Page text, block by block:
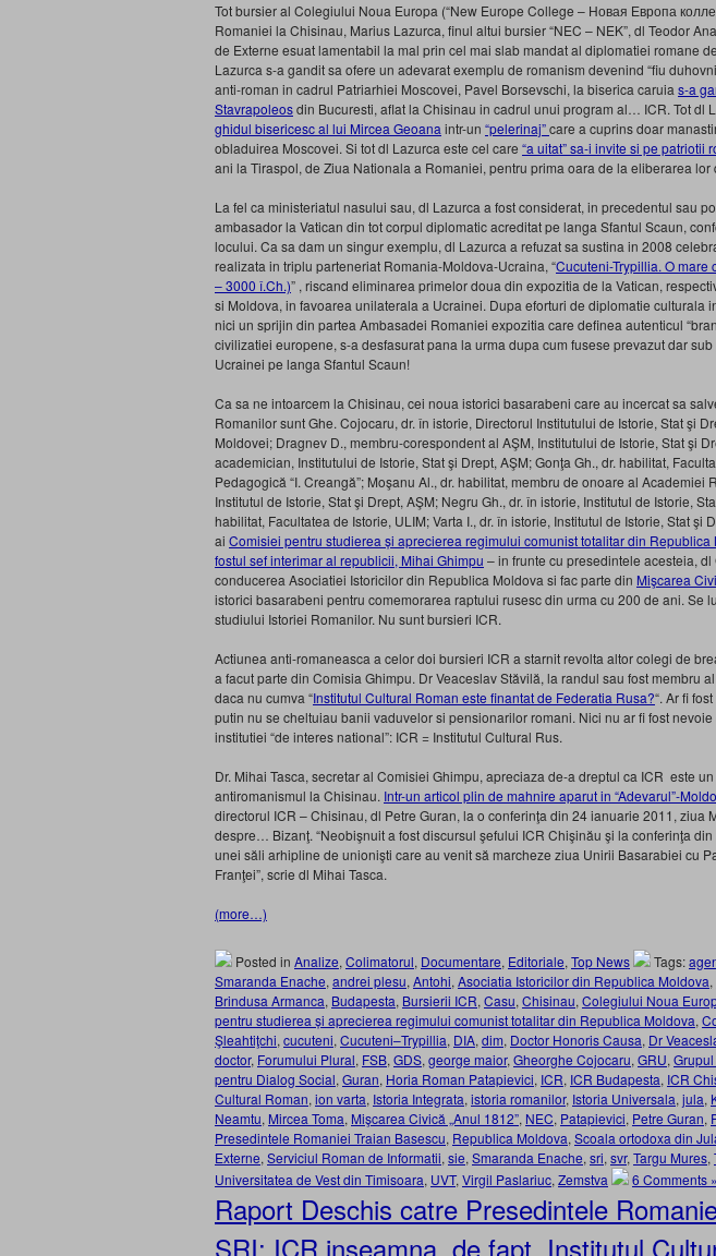
Tot bursier al Colegiului Noua Europa (“New Europe College – Новая Европа
Romaniei la Chisinau, Marius Lazurca, finul altui bursier “NEC – NEK”, dl Teodor
de Externe esuat lamentabil la mal prin cel mai slab mandat al diplomatiei romane
Lazurca s-a gandit sa ofere un adevarat exemplu de romanism devenind “fiu
anti-roman in cadrul Patriarhiei Moscovei, Pavel Borsevschi, la biserica caruia s-a
Stavrapoleosdin Bucuresti, aflat la Chisinau in cadrul unui program al… ICR. Tot dl
ghidul bisericesc al lui Mircea Geoana intr-un “pelerinaj”care a cuprins doar
obladuirea Moscovei. Si tot dl Lazurca este cel care “a uitat” sa-i invite si pe patriotii
ani la Tiraspol, de Ziua Nationala a Romaniei, pentru prima oara de la eliberarea lor
La fel ca ministeriatul nasului sau, dl Lazurca a fost considerat, in precedentul sau
ambasador la Vatican din tot corpul diplomatic acreditat pe langa Sfantul Scaun,
locului. Ca sa dam un singur exemplu, dl Lazurca a refuzat sa sustina in 2008
realizata in triplu parteneriat Romania-Moldova-Ucraina, “Cucuteni-Trypillia. O mare
– 3000 î.Ch.)” , riscand eliminarea primelor doua din expozitia de la Vatican,
si Moldova, in favoarea unilaterala a Ucrainei. Dupa eforturi de diplomatie culturala
nici un sprijin din partea Ambasadei Romaniei expozitia care definea autenticul
civilizatiei europene, s-a desfasurat pana la urma dupa cum fusese prevazut dar
Ucrainei pe langa Sfantul Scaun!
Ca sa ne intoarcem la Chisinau, cei noua istorici basarabeni care au incercat sa
Romanilor sunt Ghe. Cojocaru, dr. în istorie, Directorul Institutului de Istorie, Stat şi
Moldovei; Dragnev D., membru-corespondent al AŞM, Institutului de Istorie, Stat şi
academician, Institutului de Istorie, Stat şi Drept, AŞM; Gonţa Gh., dr. habilitat,
Pedagogică “I. Creangă”; Moşanu Al., dr. habilitat, membru de onoare al Academiei
Institutul de Istorie, Stat şi Drept, AŞM; Negru Gh., dr. în istorie, Institutul de Istorie,
habilitat, Facultatea de Istorie, ULIM; Varta I., dr. în istorie, Institutul de Istorie, Stat şi
ai Comisiei pentru studierea și aprecierea regimului comunist totalitar din Republica
fostul sef interimar al republicii, Mihai Ghimpu – in frunte cu presedintele acesteia,
conducerea Asociatiei Istoricilor din Republica Moldova si fac parte din Mişcarea
istorici basarabeni pentru comemorarea raptului rusesc din urma cu 200 de ani. Se
studiului Istoriei Romanilor. Nu sunt bursieri ICR.
Actiunea anti-romaneasca a celor doi bursieri ICR a starnit revolta altor colegi de
a facut parte din Comisia Ghimpu. Dr Veaceslav Stăvilă, la randul sau fost membru
daca nu cumva “Institutul Cultural Roman este finantat de Federatia Rusa?“. Ar fi
putin nu se cheltuiau banii vaduvelor si pensionarilor romani. Nici nu ar fi fost
institutiei “de interes national”: ICR = Institutul Cultural Rus.
Dr. Mihai Tasca, secretar al Comisiei Ghimpu, apreciaza de-a dreptul ca ICR este
antiromanismul la Chisinau. Intr-un articol plin de mahnire aparut in “Adevarul”-
directorul ICR – Chisinau, dl Petre Guran, la o conferinţa din 24 ianuarie 2011, ziua
despre… Bizanţ. “Neobişnuit a fost discursul şefului ICR Chişinău şi la conferinţa
unei săli arhipline de unionişti care au venit să marcheze ziua Unirii Basarabiei cu
Franţei”, scrie dl Mihai Tasca.
(more…)
Posted in Analize, Colimatorul, Documentare, Editoriale, Top News Tags:
Smaranda Enache, andrei plesu, Antohi, Asociatia Istoricilor din Republica Moldova,
Brindusa Armanca, Budapesta, Bursierii ICR, Casu, Chisinau, Colegiului Noua
pentru studierea și aprecierea regimului comunist totalitar din Republica Moldova,
Şleahtiţchi, cucuteni, Cucuteni–Trypillia, DIA, dim, Doctor Honoris Causa, Dr
doctor, Forumului Plural, FSB, GDS, george maior, Gheorghe Cojocaru, GRU,
pentru Dialog Social, Guran, Horia Roman Patapievici, ICR, ICR Budapesta, ICR
Cultural Roman, ion varta, Istoria Integrata, istoria romanilor, Istoria Universala, jula,
Neamtu, Mircea Toma, Mişcarea Civică „Anul 1812”, NEC, Patapievici, Petre Guran,
Presedintele Romaniei Traian Basescu, Republica Moldova, Scoala ortodoxa din
Externe, Serviciul Roman de Informatii, sie, Smaranda Enache, sri, svr, Targu Mures,
Universitatea de Vest din Timisoara, UVT, Virgil Paslariuc, Zemstva 6 Comments »
Raport Deschis catre Presedintele
SRI: ICR inseamna, de fapt, Institutul